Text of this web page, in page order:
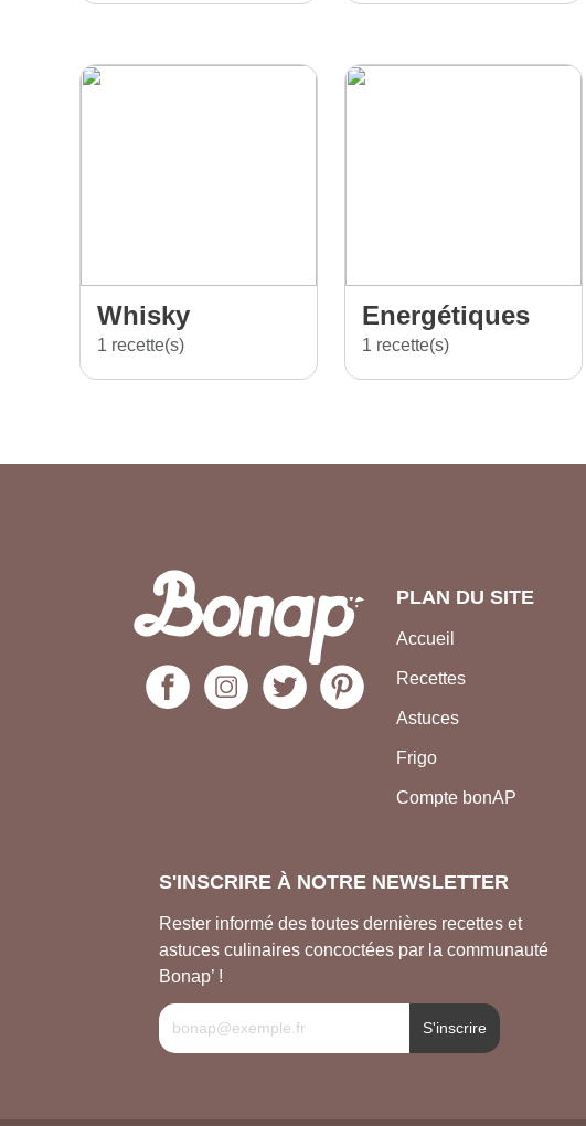
Whisky
1 recette(s)
Energétiques
1 recette(s)
PLAN DU SITE
Accueil
Recettes
Astuces
Frigo
Compte bonAP
S'INSCRIRE À NOTRE NEWSLETTER
Rester informé des toutes dernières recettes et
astuces culinaires concoctées par la communauté
Bonap’ !
S'inscrire